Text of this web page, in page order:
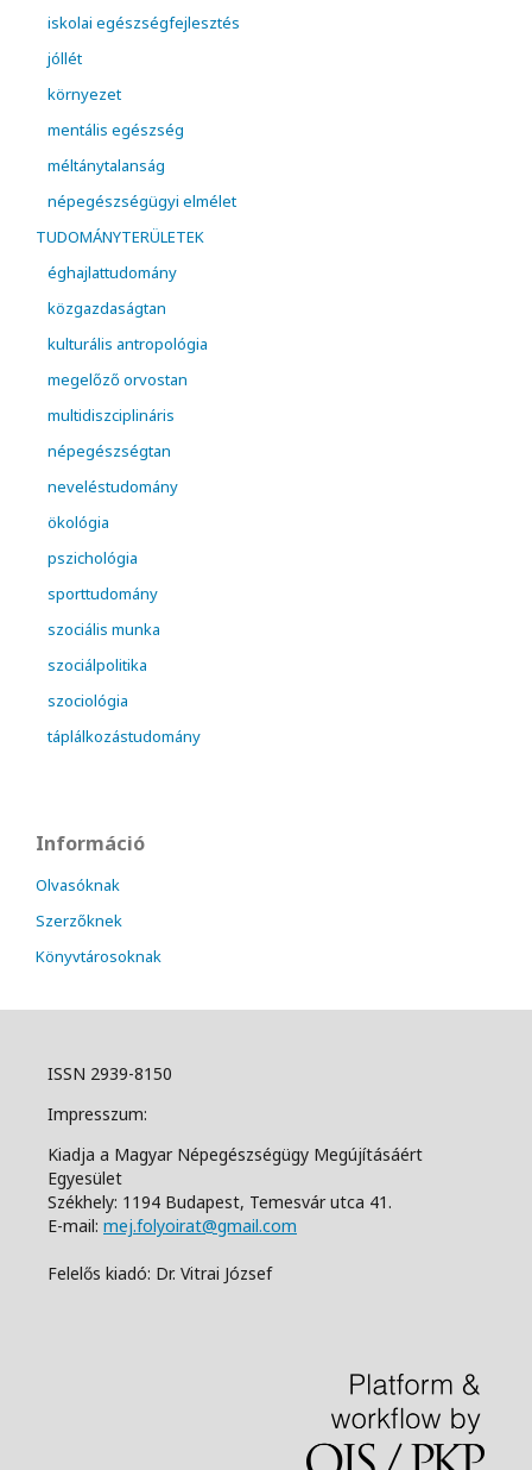
iskolai egészségfejlesztés
jóllét
környezet
mentális egészség
méltánytalanság
népegészségügyi elmélet
TUDOMÁNYTERÜLETEK
éghajlattudomány
közgazdaságtan
kulturális antropológia
megelőző orvostan
multidiszciplináris
népegészségtan
neveléstudomány
ökológia
pszichológia
sporttudomány
szociális munka
szociálpolitika
szociológia
táplálkozástudomány
Információ
Olvasóknak
Szerzőknek
Könyvtárosoknak
ISSN 2939-8150
Impresszum:
Kiadja a Magyar Népegészségügy Megújításáért
Egyesület
Székhely: 1194 Budapest, Temesvár utca 41.
E-mail: mej.folyoirat@gmail.com
Felelős kiadó: Dr. Vitrai József